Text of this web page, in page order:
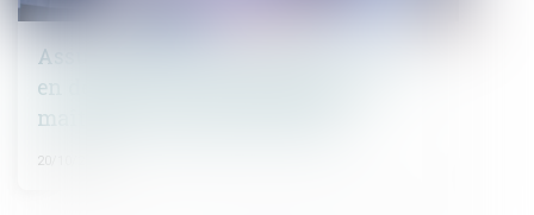
Assurance DO avant réception : mise
en demeure de l’entreprise par le
maître de l’ouvrage lui-même
20/10/2022